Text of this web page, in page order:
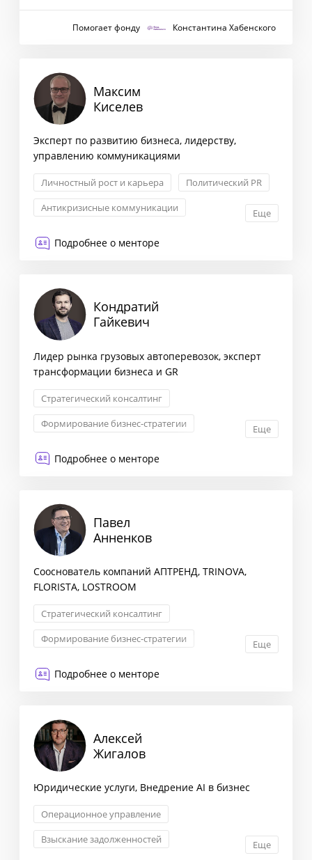
Антикризисный менеджмент
Помогает фонду Константина Хабенского
Максим
Киселев
Эксперт по развитию бизнеса, лидерству,
управлению коммуникациями
Личностный рост и карьера
Политический PR
Антикризисные коммуникации
Еще
Подробнее о менторе
Кондратий
Гайкевич
Лидер рынка грузовых автоперевозок, эксперт
трансформации бизнеса и GR
Стратегический консалтинг
Формирование бизнес-стратегии
Еще
Подробнее о менторе
Павел
Анненков
Сооснователь компаний АПТРЕНД, TRINOVA,
FLORISTA, LOSTROOM
Стратегический консалтинг
Формирование бизнес-стратегии
Еще
Подробнее о менторе
Алексей
Жигалов
Юридические услуги, Внедрение AI в бизнес
Операционное управление
Взыскание задолженностей
Еще